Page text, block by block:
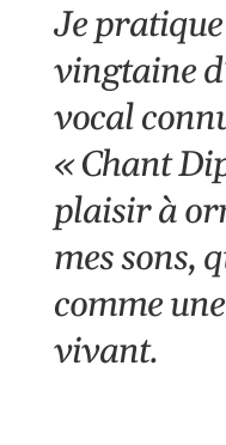
Je
vingtaine
vocal
« Chant
plaisir à
mes sons,
comme
vivant.